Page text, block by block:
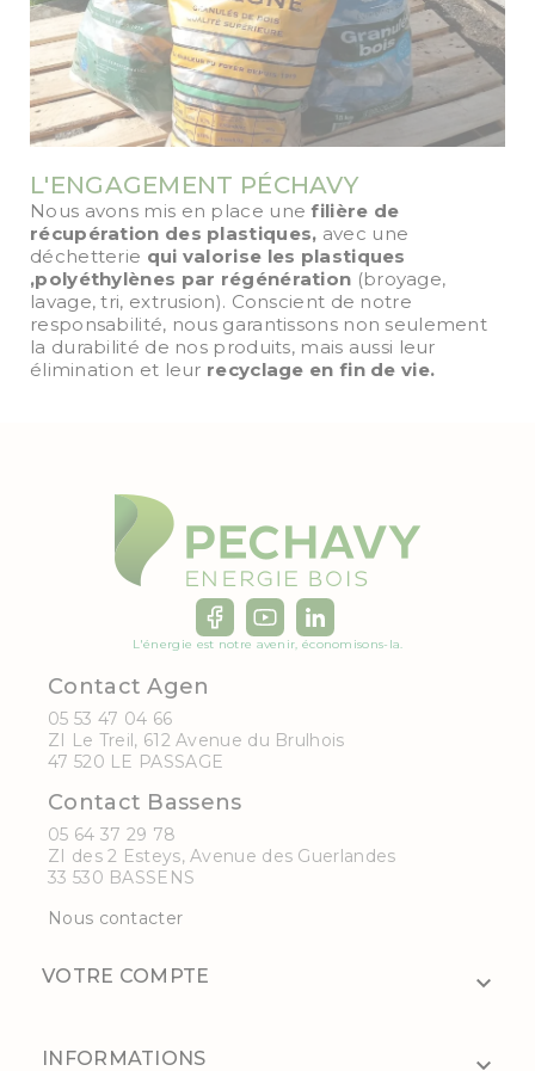
L'ENGAGEMENT PÉCHAVY
Nous avons mis en place unefilière de
récupération des plastiques, avec une
déchetterie qui valorise les plastiques
,polyéthylènes par régénération (broyage,
lavage, tri, extrusion). Conscient de notre
responsabilité, nous garantissons non seulement
la durabilité de nos produits, mais aussi leur
élimination et leur recyclage en fin de vie.
L'énergie est notre avenir, économisons-la.
Contact Agen
05 53 47 04 66
ZI Le Treil, 612 Avenue du Brulhois
47 520 LE PASSAGE
Contact Bassens
05 64 37 29 78
ZI des 2 Esteys, Avenue des Guerlandes
33 530 BASSENS
Nous contacter
VOTRE COMPTE 
INFORMATIONS